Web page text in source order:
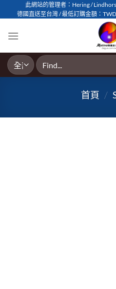
to
此網站的管理者：Hering /
德國直送至台灣 / 最低訂購金額：
搜
尋
首頁 /